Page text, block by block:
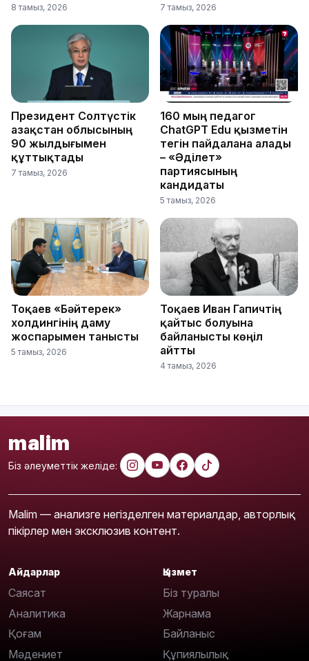
8 тамыз, 2026 7 тамыз, 2026
Президент Солтүстік
Қазақстан облысының
90 жылдығымен
құттықтады
7 тамыз, 2026
160 мың педагог
ChatGPT Edu қызметін
тегін пайдалана алады
– «Әділет»
партиясының
кандидаты
5 тамыз, 2026
Тоқаев «Бәйтерек»
холдингінің даму
жоспарымен танысты
5 тамыз, 2026
Тоқаев Иван Гапичтің
қайтыс болуына
байланысты көңіл
айтты
4 тамыз, 2026
malim
Біз әлеуметтік желіде:
Malim — анализге негізделген материалдар, авторлық
пікірлер мен эксклюзив контент.
Айдарлар
Саясат
Аналитика
Қоғам
Мәдениет
Қызмет
Біз туралы
Жарнама
Байланыс
Құпиялылық